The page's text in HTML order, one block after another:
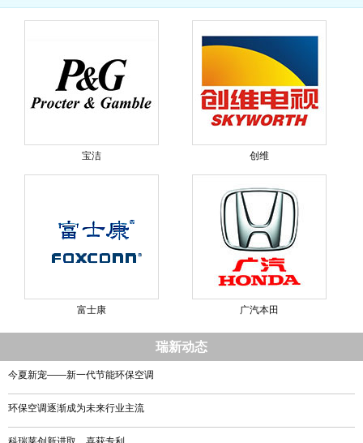
宝洁 创维
富士康 广汽本田
瑞新动态
今夏新宠——新一代节能环保空调
环保空调逐渐成为未来行业主流